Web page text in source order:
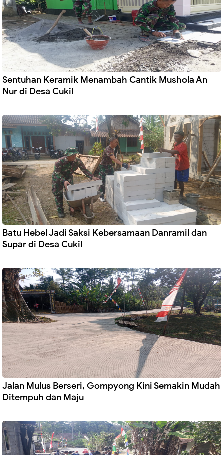
Sentuhan Keramik Menambah Cantik Mushola An
Nur di Desa Cukil
Batu Hebel Jadi Saksi Kebersamaan Danramil dan
Supar di Desa Cukil
Jalan Mulus Berseri, Gompyong Kini Semakin Mudah
Ditempuh dan Maju